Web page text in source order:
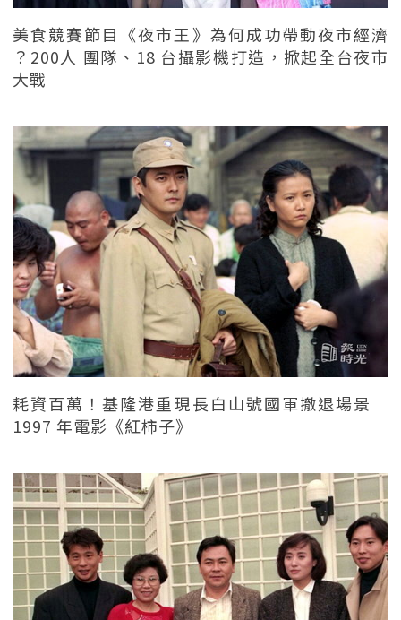
美食競賽節目《夜市王》為何成功帶動夜市經濟
？200人 團隊、18 台攝影機打造，掀起全台夜市
大戰
耗資百萬！基隆港重現長白山號國軍撤退場景｜
1997 年電影《紅柿子》